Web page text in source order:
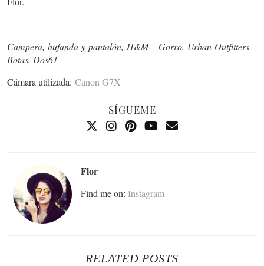
Campera, bufanda y pantalón, H&M – Gorro, Urban Outfitters –
Botas, Dos61
Cámara utilizada: Canon G7X
SÍGUEME
Flor
Find me on: Instagram
RELATED POSTS